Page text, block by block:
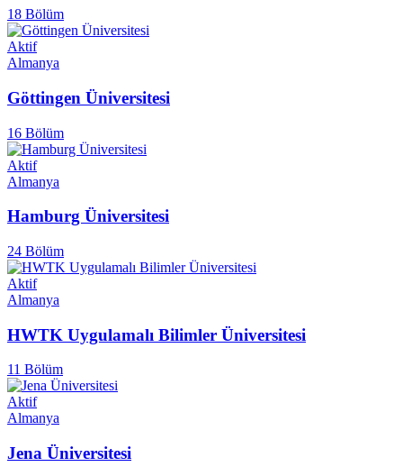
18 Bölüm
Aktif
Almanya
Göttingen Üniversitesi
16 Bölüm
Aktif
Almanya
Hamburg Üniversitesi
24 Bölüm
Aktif
Almanya
HWTK Uygulamalı Bilimler Üniversitesi
11 Bölüm
Aktif
Almanya
Jena Üniversitesi